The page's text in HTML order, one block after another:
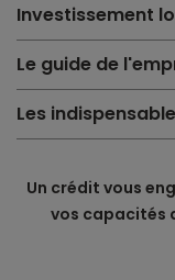
Investissement
Le guide de
Les
Un crédit vous
vos capacités